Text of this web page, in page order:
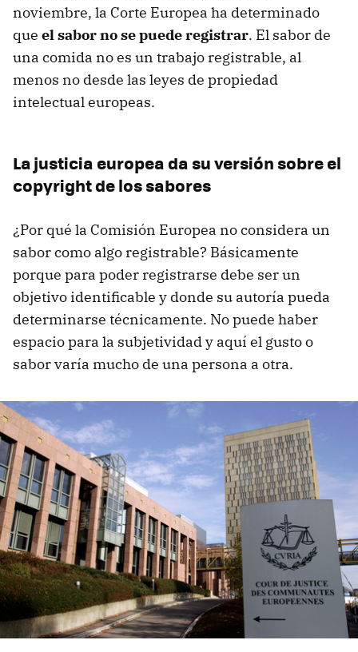
noviembre, la Corte Europea ha determinado
que el sabor no se puede registrar. El sabor de
una comida no es un trabajo registrable, al
menos no desde las leyes de propiedad
intelectual europeas.
La justicia europea da su versión sobre el
copyright de los sabores
¿Por qué la Comisión Europea no considera un
sabor como algo registrable? Básicamente
porque para poder registrarse debe ser un
objetivo identificable y donde su autoría pueda
determinarse técnicamente. No puede haber
espacio para la subjetividad y aquí el gusto o
sabor varía mucho de una persona a otra.